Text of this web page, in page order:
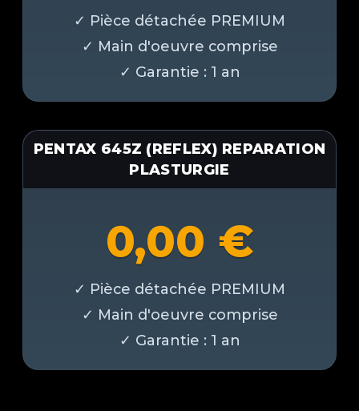
PENTAX 645Z (REFLEX) REPARATION
PLASTURGIE
0,00 €